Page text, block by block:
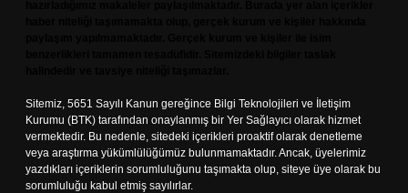
Sitemiz, 5651 Sayılı Kanun gereğince Bilgi Teknolojileri ve İletişim
Kurumu (BTK) tarafından onaylanmış bir Yer Sağlayıcı olarak hizmet
vermektedir. Bu nedenle, sitedeki içerikleri proaktif olarak denetleme
veya araştırma yükümlülüğümüz bulunmamaktadır. Ancak, üyelerimiz
yazdıkları içeriklerin sorumluluğunu taşımakta olup, siteye üye olarak bu
sorumluluğu kabul etmiş sayılırlar.